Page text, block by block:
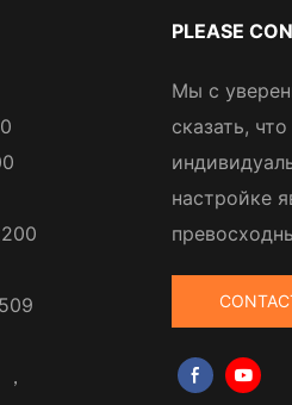
，
PLEASE
Мы с
сказать,
настройке